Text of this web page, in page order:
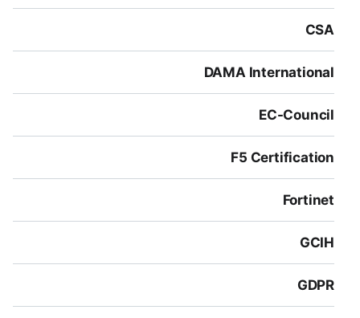
CSA
DAMA International
EC-Council
F5 Certification
Fortinet
GCIH
GDPR